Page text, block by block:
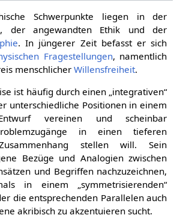
Schwerpunkte liegen in der
, der angewandten Ethik und der
. In jüngerer Zeit befasst er sich
Fragestellungen, namentlich
menschlicherWillensfreiheit.
ist häufig durch einen „integrativen“
unterschiedliche Positionen in einem
vereinen und scheinbar
in einen tieferen
stellen will. Sein
Bezüge und Analogien zwischen
und Begriffen nachzuzeichnen,
in einem „symmetrisierenden“
die entsprechenden Parallelen auch
akribisch zu akzentuieren sucht.